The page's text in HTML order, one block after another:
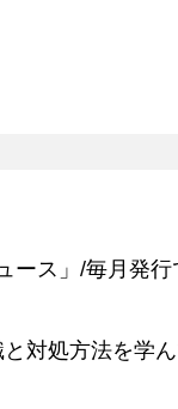
ース」/毎月発行
対処方法を学